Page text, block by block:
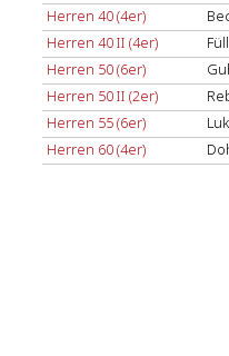
Herren 40 (4er)
Herren 40 II (4er)
Herren 50 (6er)
Herren 50 II (2er)
Herren 55 (6er)
Herren 60 (4er)